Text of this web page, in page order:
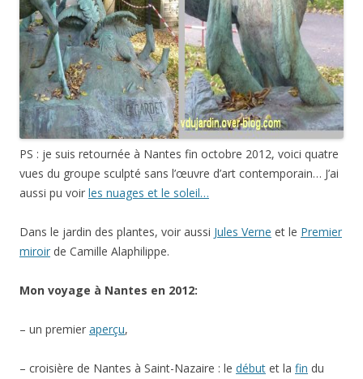
PS : je suis retournée à Nantes fin octobre 2012, voici quatre
vues du groupe sculpté sans l’œuvre d’art contemporain… J’ai
aussi pu voir les nuages et le soleil…
Dans le jardin des plantes, voir aussi Jules Verne et le Premier
miroir de Camille Alaphilippe.
Mon voyage à Nantes en 2012:
– un premier aperçu,
– croisière de Nantes à Saint-Nazaire : le début et la fin du